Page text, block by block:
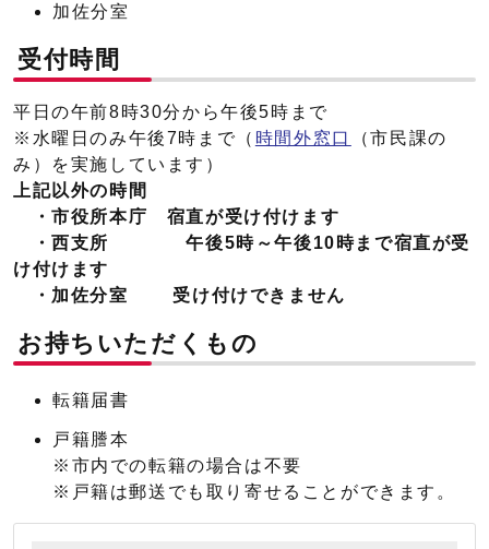
加佐分室
受付時間
平日の午前8時30分から午後5時まで
※水曜日のみ午後7時まで（ 時間外窓口
（市民課の
み）を実施しています）
上記以外の時間
・市役所本庁 宿直が受け付けます
・西支所 午後5時～午後10時まで宿直が受
け付けます
・ 加佐分室 受け付けできません
お持ちいただくもの
転籍届書
戸籍謄本
※市内での転籍の場合は不要
※戸籍は郵送でも取り寄せることができます。